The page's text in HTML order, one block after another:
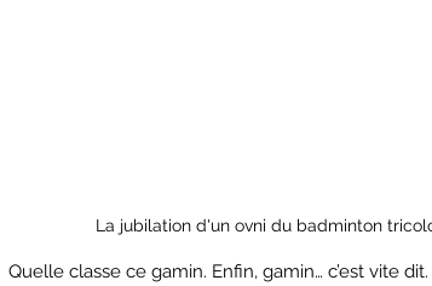
La jubilation d'un ovni du badminton
Quelle classe ce gamin. Enfin, gamin… c’est vite